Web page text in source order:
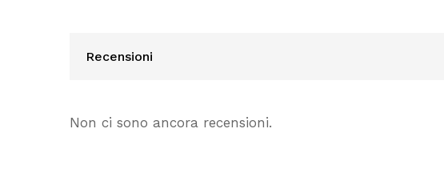
Recensioni
Non ci sono ancora recensioni.